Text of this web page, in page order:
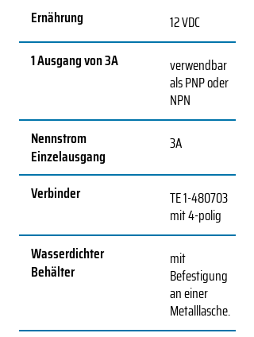
Ernährung 12 VDC
1 Ausgang von 3A
verwendbar
als PNP oder
NPN
Nennstrom
Einzelausgang
3A
Verbinder TE1-480703
mit 4-polig
Wasserdichter
Behälter
mit
Befestigung
an einer
Metalllasche.